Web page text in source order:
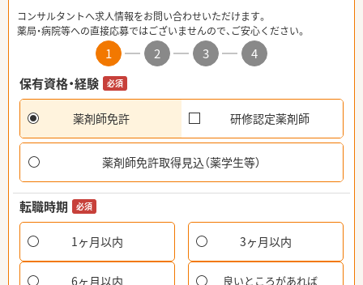
コンサルタントへ求人情報をお問い合わせいただけます。
薬局・病院等への直接応募ではございませんので、ご安心ください。
1 2 3
4
保有資格・経験
必須
薬剤師免許 研修認定薬剤師
薬剤師免許取得見込（薬学生等）
転職時期 必須
1ヶ月以内 3ヶ月以内
6ヶ月以内 良いところがあれば